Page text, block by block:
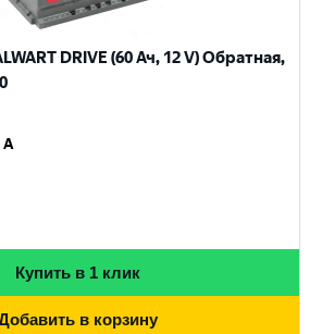
DRIVE (60 Ач, 12 V) Обратная,
A
Купить в 1 клик
в корзину